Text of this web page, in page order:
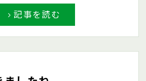
記事を読む